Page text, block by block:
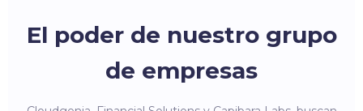
El poder de nuestro grupo
de empresas